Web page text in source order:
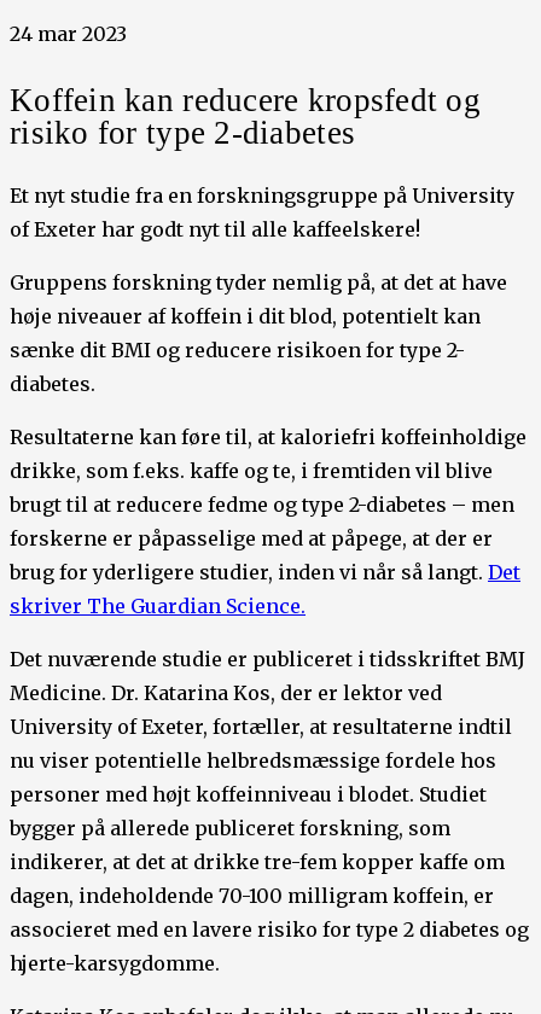
24 mar 2023
Koffein kan reducere kropsfedt og
risiko for type 2-diabetes
Et nyt studie fra en forskningsgruppe på University
of Exeter har godt nyt til alle kaffeelskere!
Gruppens forskning tyder nemlig på, at det at have
høje niveauer af koffein i dit blod, potentielt kan
sænke dit BMI og reducere risikoen for type 2-
diabetes.
Resultaterne kan føre til, at kaloriefri koffeinholdige
drikke, som f.eks. kaffe og te, i fremtiden vil blive
brugt til at reducere fedme og type 2-diabetes – men
forskerne er påpasselige med at påpege, at der er
brug for yderligere studier, inden vi når så langt. Det
skriver The Guardian Science.
Det nuværende studie er publiceret i tidsskriftet BMJ
Medicine. Dr. Katarina Kos, der er lektor ved
University of Exeter, fortæller, at resultaterne indtil
nu viser potentielle helbredsmæssige fordele hos
personer med højt koffeinniveau i blodet. Studiet
bygger på allerede publiceret forskning, som
indikerer, at det at drikke tre-fem kopper kaffe om
dagen, indeholdende 70-100 milligram koffein, er
associeret med en lavere risiko for type 2 diabetes og
hjerte-karsygdomme.